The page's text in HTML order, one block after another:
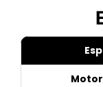
Motor